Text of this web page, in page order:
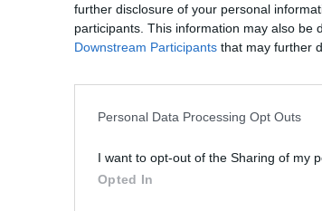
further disclosure of your personal
participants. This information may also be
Downstream Participants that may further
Personal Data Processing Opt Outs
I want to opt-out of the Sharing of my
Opted In
Κρέας: Οι 5 πιο υγιεινές
Η τακτική κατανάλωση κρέατος και δη